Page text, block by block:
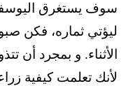
سوف يستغرق
ليؤتي ثماره، فكن
الأثناء. و بمجرد أن
لأنك تعلمت كيفية